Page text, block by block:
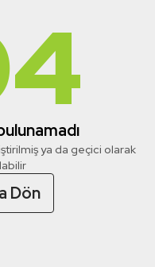
ya da geçici olarak
Dön